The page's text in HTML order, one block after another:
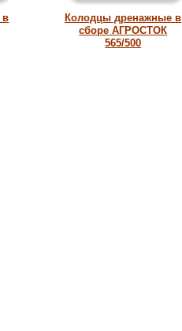
в
Колодцы дренажные в
сборе АГРОСТОК
565/500